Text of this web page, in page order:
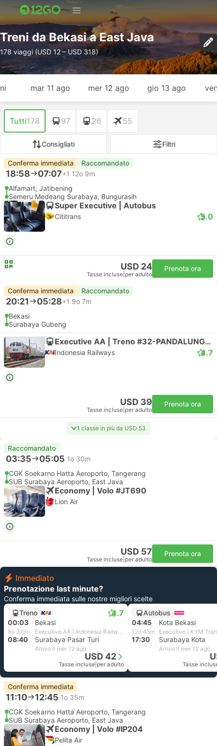
Treni da Bekasi a East Java
178 viaggi (USD 12 – USD 318)
mar 11 ago mer 12 ago gio 13 ago
Tutti178 97 26 55
Consigliati Filtri
Conferma immediata Raccomandato
18:58 07:07+1 12o 9m
Alfamart, Jatibening
Semeru Medeang Surabaya, Bungurasih
Super Executive | Autobus
Cititrans 5.0
USD 24
Tasse incluse per adulto
Prenota ora
Conferma immediata Raccomandato
20:21 05:28+1 9o 7m
Bekasi
Surabaya Gubeng
Executive AA | Treno #32-PANDALUNGAN
Indonesia Railways 4.7
USD 39
Tasse incluse per adulto
Prenota ora
1 classe in più da USD 53
Raccomandato
03:35 05:05 1o 30m
CGK Soekarno Hatta Aeroporto, Tangerang
SUB Surabaya Aeroporto, East Java
Economy | Volo #JT690
Lion Air
USD 57
Tasse incluse per adulto
Prenota ora
Immediato
Prenotazione last minute?
Conferma immediata sulle nostre migliori scelte
Treno
4.7
00:03 Bekasi
8o 37m Executive AA | Indonesia Railways
08:40 Surabaya Pasar Turi
Arrivo il mer 12 ago
USD 42
Tasse incluse per adulto
Autobus
04:45
Kota Bekasi
12o 45m Executive | KYM
17:30 Surabaya Kota
Arrivo il mer 12 ago
Tasse
Conferma immediata
11:10 12:45 1o 35m
CGK Soekarno Hatta Aeroporto, Tangerang
SUB Surabaya Aeroporto, East Java
Economy | Volo #IP204
Pelita Air